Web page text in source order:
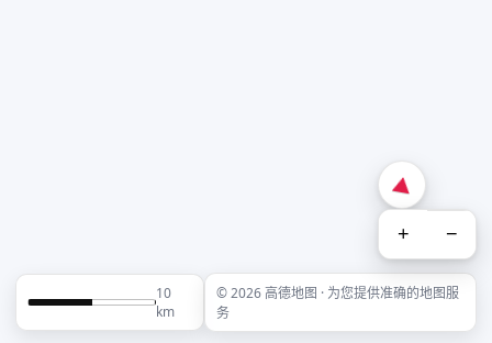
+ −
10
km
© 2026 高德地图 · 为您提供准确的地图服
务